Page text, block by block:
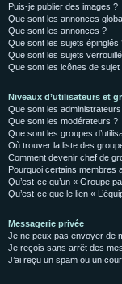
Puis-je publier des images ?
Que sont les annonces
Que sont les annonces ?
Que sont les sujets épinglés
Que sont les sujets
Que sont les icônes de sujet
Niveaux d’utilisateurs et
Que sont les
Que sont les modérateurs ?
Que sont les groupes
Où trouver la liste des
Comment devenir chef de
Pourquoi certains membres
Qu’est-ce qu’un « Groupe
Qu’est-ce que le lien «
Messagerie privée
Je ne peux pas envoyer de
Je reçois sans arrêt des
J’ai reçu un spam ou un